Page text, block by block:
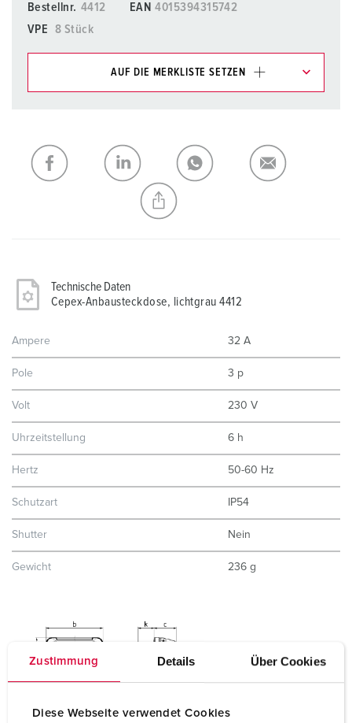
Zustimmung Details Über Cookies
Diese Webseite verwendet Cookies
Bestellnr. 4412 EAN 4015394315742
VPE
8 Stück
AUF DIE MERKLISTE SETZEN
Meine Liste (0) HINZUFÜGEN
NEUE LISTE ERSTELLEN
Technische Daten
Cepex-Anbausteckdose, lichtgrau 4412
Ampere 32 A
Pole 3 p
Volt 230 V
Uhrzeitstellung 6 h
Hertz 50-60 Hz
Schutzart IP54
Shutter Nein
Gewicht 236 g